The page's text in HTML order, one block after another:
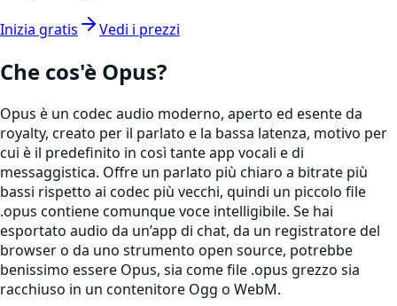
Inizia gratis Vedi i prezzi
Che cos'è Opus?
Opus è un codec audio moderno, aperto ed esente da
royalty, creato per il parlato e la bassa latenza, motivo per
cui è il predefinito in così tante app vocali e di
messaggistica. Offre un parlato più chiaro a bitrate più
bassi rispetto ai codec più vecchi, quindi un piccolo file
.opus contiene comunque voce intelligibile. Se hai
esportato audio da un’app di chat, da un registratore del
browser o da uno strumento open source, potrebbe
benissimo essere Opus, sia come file .opus grezzo sia
racchiuso in un contenitore Ogg o WebM.